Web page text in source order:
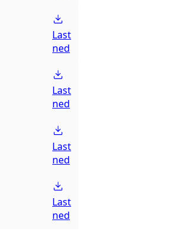
Last
ned
Last
ned
Last
ned
Last
ned